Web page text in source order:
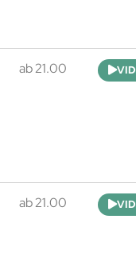
ab 21.00
ab 21.00